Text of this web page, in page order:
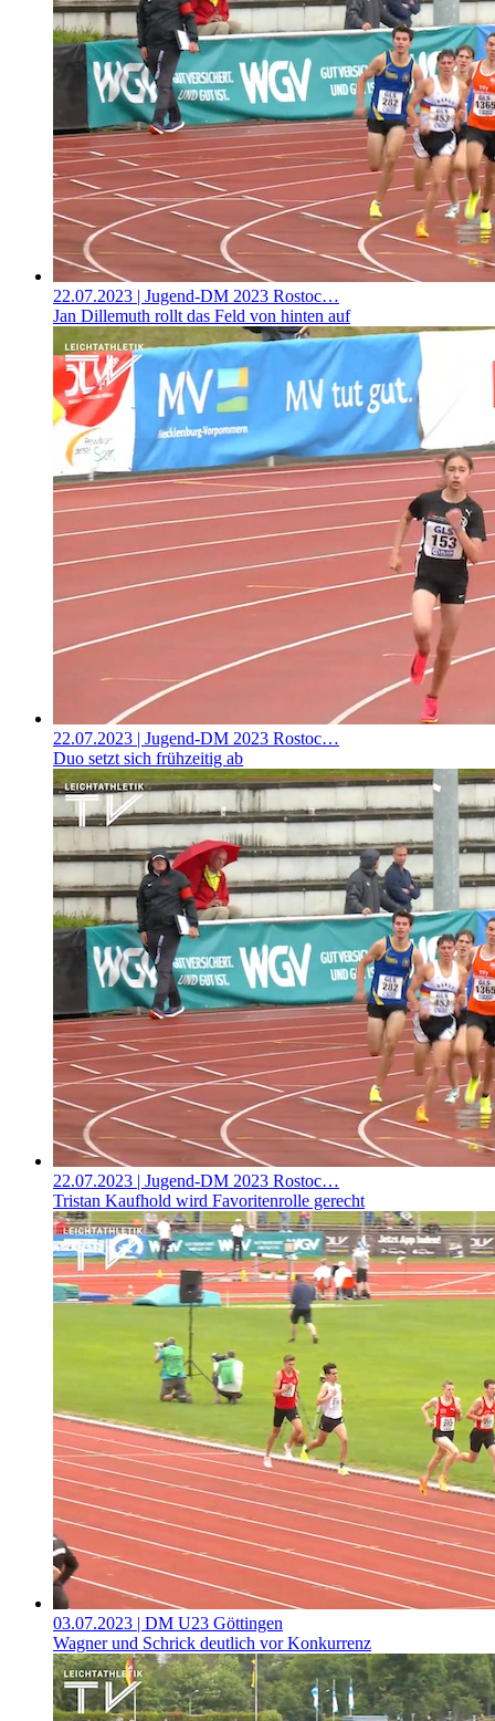
22.07.2023 | Jugend-DM 2023 Rostoc…
Jan Dillemuth rollt das Feld von hinten auf
22.07.2023 | Jugend-DM 2023 Rostoc…
Duo setzt sich frühzeitig ab
22.07.2023 | Jugend-DM 2023 Rostoc…
Tristan Kaufhold wird Favoritenrolle gerecht
03.07.2023 | DM U23 Göttingen
Wagner und Schrick deutlich vor Konkurrenz